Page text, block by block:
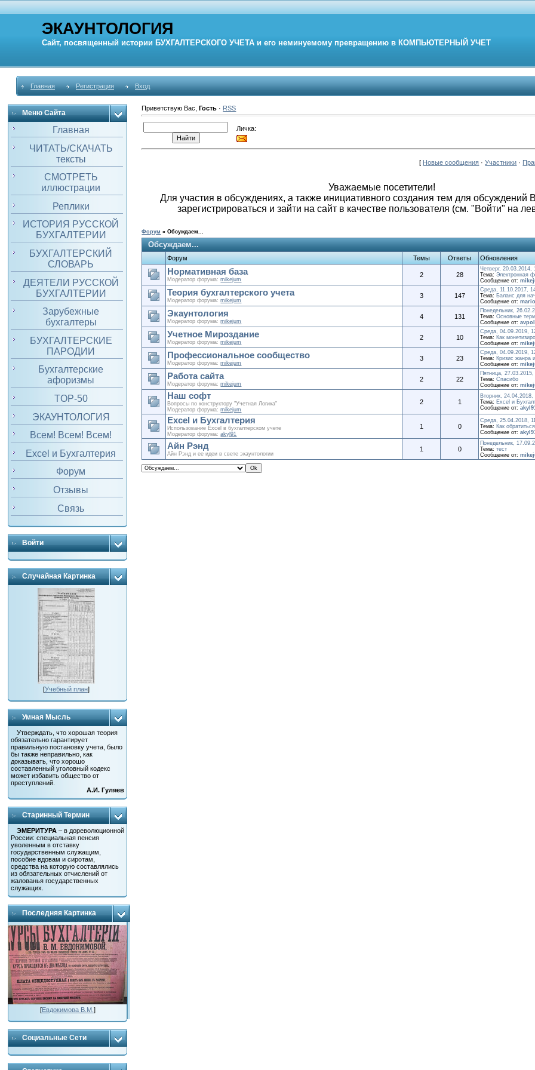
ЭКАУНТОЛОГИЯ
Сайт, посвященный истории БУХГАЛТЕРСКОГО УЧЕТА и его неминуемому превращению в КОМПЬЮТЕРНЫЙ УЧЕТ
Главная Регистрация Вход
Меню Сайта
Главная
ЧИТАТЬ/СКАЧАТЬ
тексты
СМОТРЕТЬ
иллюстрации
Реплики
ИСТОРИЯ РУССКОЙ
БУХГАЛТЕРИИ
БУХГАЛТЕРСКИЙ
СЛОВАРЬ
ДЕЯТЕЛИ РУССКОЙ
БУХГАЛТЕРИИ
Зарубежные
бухгалтеры
БУХГАЛТЕРСКИЕ
ПАРОДИИ
Бухгалтерские
афоризмы
TOP-50
ЭКАУНТОЛОГИЯ
Всем! Всем! Всем!
Excel и Бухгалтерия
Форум
Отзывы
Связь
Войти
Случайная Картинка
[Учебный план]
Умная Мысль
Утверждать, что хорошая теория
обязательно гарантирует
правильную постановку учета, было
бы также неправильно, как
доказывать, что хорошо
составленный уголовный кодекс
может избавить общество от
преступлений.
А.И. Гуляев
Старинный Термин
ЭМЕРИТУРА – в дореволюционной
России: специальная пенсия
уволенным в отставку
государственным служащим,
пособие вдовам и сиротам,
средства на которую составлялись
из обязательных отчислений от
жалованья государственных
служащих.
Последняя Картинка
[Евдокимова В.М. ]
Социальные Сети
Приветствую Вас ,Гость · RSS
Личка:
[ Новые сообщения ·Участники ·
Уважаемые посетители!
Для участия в обсуждениях, а также инициативного создания тем для обсуждений
зарегистрироваться и зайти на сайт в качестве пользователя (см. "Войти" на
Форум » Обсуждаем...
Обсуждаем...
Форум Темы Ответы Обновления
Нормативная база
Модератор форума:mikejum
2 28
Четверг, 20.03.2014,
Тема:Электронная
Сообщение от:
Теория бухгалтерского учета
Модератор форума:mikejum
3 147
Среда, 11.10.2017,
Тема: Баланс для
Сообщение от:
Экаунтология
Модератор форума:mikejum
4 131
Понедельник,
Тема:Основные
Сообщение от:
Учетное Мироздание
Модератор форума:mikejum
2 10
Среда, 04.09.2019,
Тема: Как
Сообщение от:
Профессиональное сообщество
Модератор форума:mikejum
3 23
Среда, 04.09.2019,
Тема: Кризис жанра
Сообщение от:
Работа сайта
Модератор форума:mikejum
2 22
Пятница,
Тема:Спасибо
Сообщение от:
Наш софт
Вопросы по конструктору "Учетная Логика"
Модератор форума:mikejum
2 1
Вторник, 24.04.2018,
Тема: Excel и
Сообщение от:akyl91
Excel и Бухгалтерия
Использование Excel в бухгалтерском учете
Модератор форума:akyl91
1 0
Среда, 25.04.2018,
Тема: Как
Сообщение от:akyl91
Айн Рэнд
Айн Рэнд и ее идеи в свете экаунтологии
1 0
Понедельник,
Тема:тест
Сообщение от: